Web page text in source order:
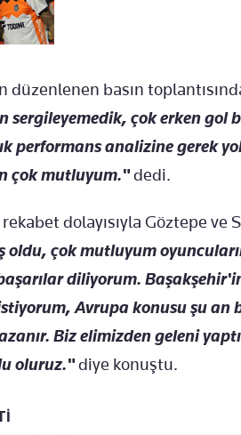
düzenlenen basın
sergileyemedik, çok erken
performans analizine gerek
çok mutluyum."dedi.
dolayısıyla Göztepe ve
oldu, çok mutluyum
diliyorum.
Avrupa konusu şu
Biz elimizden geleni
oluruz."diye konuştu.